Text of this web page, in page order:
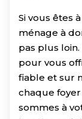
Si vous êtes
ménage à
pas plus
pour vous
fiable et sur
chaque
sommes à